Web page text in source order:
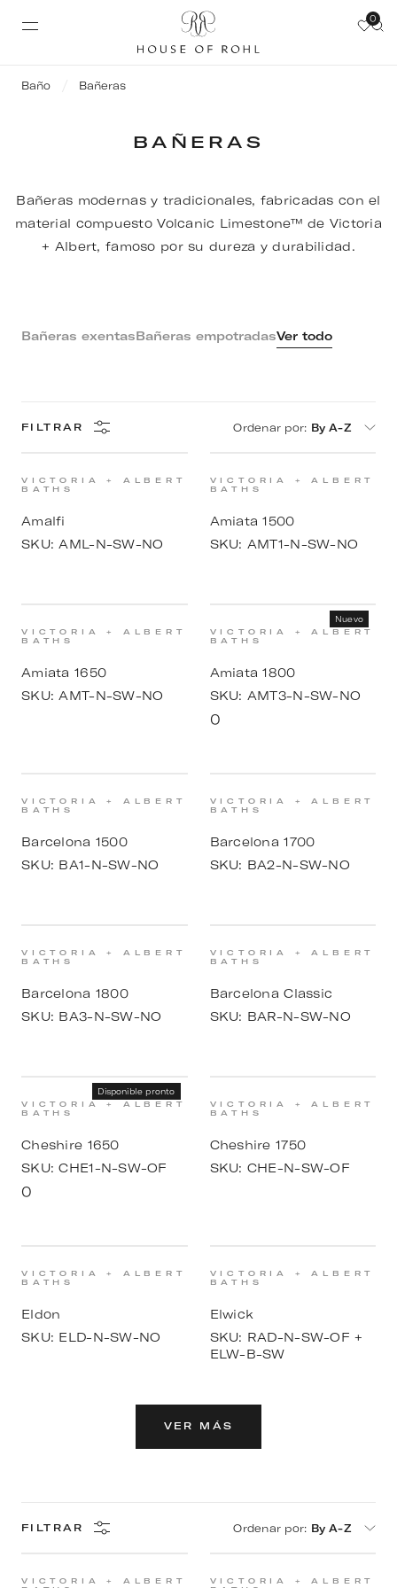
0
Baño Bañeras
BAÑERAS
Bañeras modernas y tradicionales, fabricadas con el
material compuesto Volcanic Limestone™ de Victoria
+ Albert, famoso por su dureza y durabilidad.
Bañeras exentasBañeras empotradasVer todo
FILTRAR Ordenar por: By A-Z
VICTORIA + ALBERT
BATHS
Amalfi
SKU:AML-N-SW-NO
VICTORIA + ALBERT
BATHS
Amiata 1500
SKU: AMT1-N-SW-NO
VICTORIA + ALBERT
BATHS
Amiata 1650
SKU:AMT-N-SW-NO
Nuevo
VICTORIA + ALBERT
BATHS
Amiata 1800
SKU: AMT3-N-SW-NO
0
VICTORIA + ALBERT
BATHS
Barcelona 1500
SKU: BA1-N-SW-NO
VICTORIA + ALBERT
BATHS
Barcelona 1700
SKU: BA2-N-SW-NO
VICTORIA + ALBERT
BATHS
Barcelona 1800
SKU: BA3-N-SW-NO
VICTORIA + ALBERT
BATHS
Barcelona Classic
SKU: BAR-N-SW-NO
Disponible pronto
VICTORIA + ALBERT
BATHS
Cheshire 1650
SKU:CHE1-N-SW-OF
0
VICTORIA + ALBERT
BATHS
Cheshire 1750
SKU: CHE-N-SW-OF
VICTORIA + ALBERT
BATHS
Eldon
SKU: ELD-N-SW-NO
VICTORIA + ALBERT
BATHS
Elwick
SKU: RAD-N-SW-OF +
ELW-B-SW
VER MÁS
FILTRAR Ordenar por: By A-Z
VICTORIA + ALBERT
VICTORIA + ALBERT